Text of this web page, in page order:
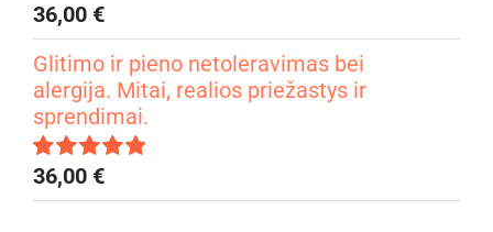
Įvertinimas:
4.67iš 5
36,00 €
Glitimo ir pieno netoleravimas bei
alergija. Mitai, realios priežastys ir
sprendimai.
Įvertinimas:
5.00iš 5
36,00 €